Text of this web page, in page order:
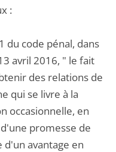
:
du code pénal, dans
avril 2016, " le fait
des relations de
qui se livre à la
occasionnelle, en
promesse de
avantage en